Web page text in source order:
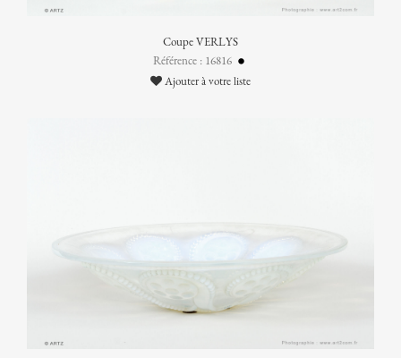
Coupe VERLYS
Référence : 16816
Ajouter à votre liste